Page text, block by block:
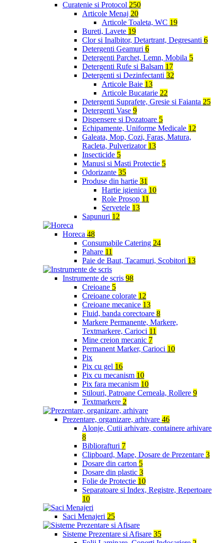
Curatenie si Protocol 250
Articole Menaj 20
Articole Toaleta, WC 19
Bureti, Lavete 19
Clor si Inalbitor, Detartrant, Degresanti 6
Detergenti Geamuri 6
Detergenti Parchet, Lemn, Mobila 5
Detergenti Rufe si Balsam 17
Detergenti si Dezinfectanti 32
Articole Baie 13
Articole Bucatarie 22
Detergenti Suprafete, Gresie si Faianta 25
Detergenti Vase 9
Dispensere si Dozatoare 5
Echipamente, Uniforme Medicale 12
Galeata, Mop, Cozi, Faras, Matura,
Racleta, Pulverizator 13
Insecticide 5
Manusi si Masti Protectie 5
Odorizante 35
Produse din hartie 31
Hartie igienica 10
Role Prosop 11
Servetele 13
Sapunuri 12
Horeca 48
Consumabile Catering 24
Pahare 11
Paie de Baut, Tacamuri, Scobitori 13
Instrumente de scris 98
Creioane 5
Creioane colorate 12
Creioane mecanice 13
Fluid, banda corectoare 8
Markere Permanente, Markere,
Textmarkere, Carioci 11
Mine creion mecanic 7
Permanent Marker, Carioci 10
Pix
Pix cu gel 16
Pix cu mecanism 10
Pix fara mecanism 10
Stilouri, Patroane Cerneala, Rollere 9
Textmarkere 2
Prezentare, organizare, arhivare 46
Alonje, Cutii arhivare, containere arhivare
8
Bibliorafturi 7
Clipboard, Mape, Dosare de Prezentare 3
Dosare din carton 5
Dosare din plastic 3
Folie de Protectie 10
Separatoare si Index, Registre, Repertoare
10
Saci Menajeri 25
Sisteme Prezentare si Afisare 35